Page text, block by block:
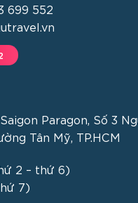
699 552
Paragon, Số 3
Tân Mỹ, TP.HCM
2 – thứ 6)
7)